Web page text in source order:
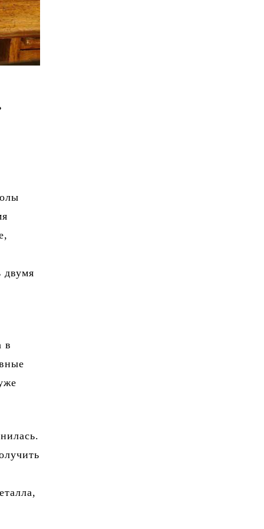
двумя
в